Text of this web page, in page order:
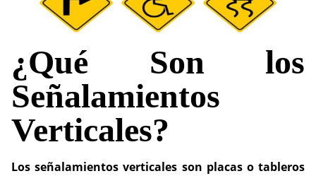
¿Qué Son los
Señalamientos
Verticales?
Los señalamientos verticales son placas o tableros